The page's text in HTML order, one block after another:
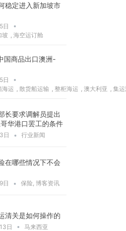
稳定进入新加坡市
日
坡 海空运订舱
国商品出口澳洲-
日
海运 散货船运输 整柜海运 澳大利亚 集
长要求调解员提出
华港口罢工的条件
日 行业新闻
在哪些情况下不会
日 保险, 博客资讯
清关是如何操作的
日 马来西亚